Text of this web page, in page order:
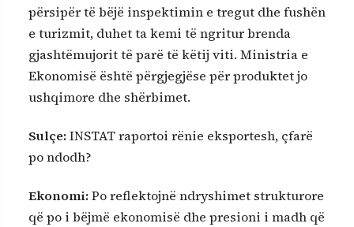
përsipër të bëjë inspektimin e tregut dhe fushën
e turizmit, duhet ta kemi të ngritur brenda
gjashtëmujorit të parë të këtij viti. Ministria e
Ekonomisë është përgjegjëse për produktet jo
ushqimore dhe shërbimet.
Sulçe: INSTAT raportoi rënie eksportesh, çfarë
po ndodh?
Ekonomi: Po reflektojnë ndryshimet strukturore
që po i bëjmë ekonomisë dhe presioni i madh që